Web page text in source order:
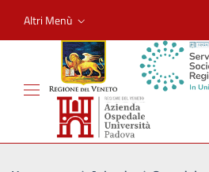
Altri Menù